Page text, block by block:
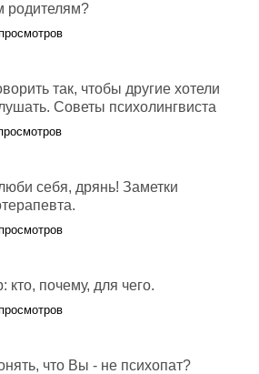
родителям?
так, чтобы другие хотели
Советы психолингвиста
себя, дрянь! Заметки
кто, почему, для чего.
что Вы - не психопат?